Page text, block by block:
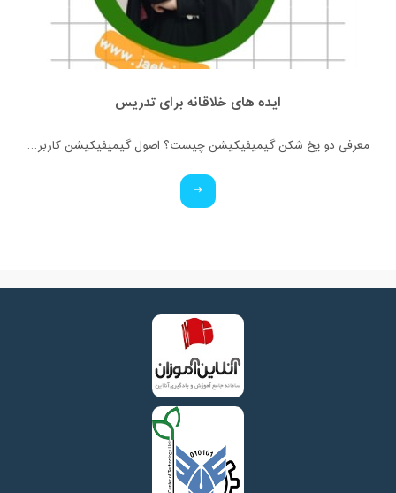
ایده های خلاقانه برای تدریس
معرفی دو یخ شکن گیمیفیکیشن چیست؟ اصول گیمیفیکیشن کاربرد گیمیفیکیشن آشنایی با انواع بازی های کلاسی (آنلاین و فیزیکی)